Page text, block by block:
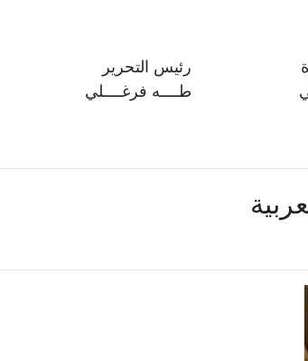
رئيس التحرير
طــــه فرغــــلي